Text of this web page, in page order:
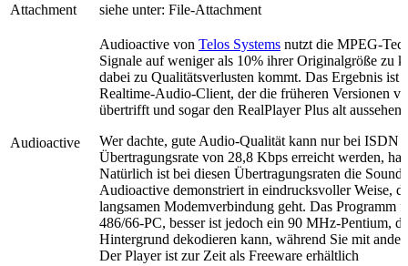
Attachment
siehe unter: File-Attachment
Audioactive
Audioactive von Telos Systems nutzt die MPEG-
Signale auf weniger als 10% ihrer Originalgröße zu
dabei zu Qualitätsverlusten kommt. Das Ergebnis ist
Realtime-Audio-Client, der die früheren Versionen
übertrifft und sogar den RealPlayer Plus alt aussehen
Wer dachte, gute Audio-Qualität kann nur bei ISDN
Übertragungsrate von 28,8 Kbps erreicht werden,
Natürlich ist bei diesen Übertragungsraten die
Audioactive demonstriert in eindrucksvoller Weise,
langsamen Modemverbindung geht. Das Programm
486/66-PC, besser ist jedoch ein 90 MHz-Pentium,
Hintergrund dekodieren kann, während Sie mit
Der Player ist zur Zeit als Freeware erhältlich